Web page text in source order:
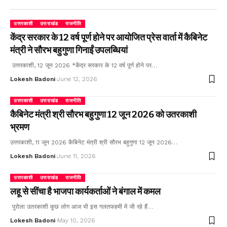
उत्तरकाशी उत्तराखंड राजनीति
केंद्र सरकार के 12 वर्ष पूर्ण होने पर आयोजित प्रेस वार्ता में कैबिनेट
मंत्री ने सौरभ बहुगुणा गिनाईं उपलब्धियां
उत्तरकाशी, 12 जून 2026 *केंद्र सरकार के 12 वर्ष पूर्ण होने पर…
Lokesh Badoni June 12, 2026
उत्तरकाशी उत्तराखंड राजनीति
कैबिनेट मंत्री श्री सौरभ बहुगुणा 12 जून 2026 को उतरकाशी
भ्रमण
उत्तरकाशी, 11 जून 2026 कैबिनेट मंत्री श्री सौरभ बहुगुणा 12 जून 2026…
Lokesh Badoni June 11, 2026
उत्तरकाशी उत्तराखंड राजनीति
लहू से सींचा है भाजपा कार्यकर्ताओं ने बंगाल में कमल
पुरोला उतरकाशी कुछ लोग आज भी इस गलतफहमी में जी रहे हैं…
Lokesh Badoni May 10, 2026